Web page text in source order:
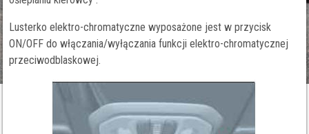
Lusterko elektro-chromatyczne wyposażone jest w przycisk
ON/OFF do włączania/wyłączania funkcji elektro-chromatycznej
przeciwodblaskowej.